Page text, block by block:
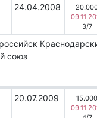
24.04.2008
3/7
союз
20.07.2009